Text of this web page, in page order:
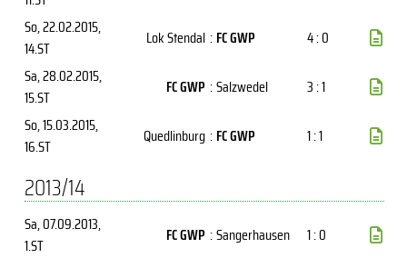
So, 22.02.2015,
14.ST
Lok Stendal : FC GWP
4 : 0
Sa, 28.02.2015,
15.ST
FC GWP :Salzwedel
3 : 1
So, 15.03.2015,
16.ST
Quedlinburg : FC GWP 1 : 1
2013/14
Sa, 07.09.2013,
1.ST
FC GWP :Sangerhausen
1 : 0